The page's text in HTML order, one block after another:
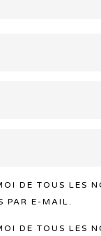
DE TOUS LES
PAR E-MAIL.
DE TOUS LES